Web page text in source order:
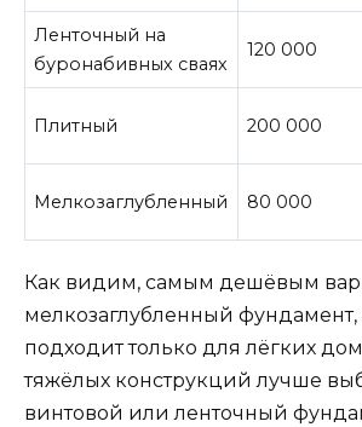
Ленточный на
буронабивных сваях
120 000
Плитный 200 000
Мелкозаглубленный 80 000
Как видим, самым дешёвым
мелкозаглубленный фундамент,
подходит только для лёгких
тяжёлых конструкций лучше
винтовой или ленточный